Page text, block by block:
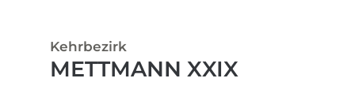
Kehrbezirk
METTMANN XXIX